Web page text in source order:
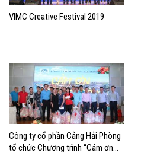
VIMC Creative Festival 2019
Công ty cổ phần Cảng Hải Phòng
tổ chức Chương trình “Cảm ơn